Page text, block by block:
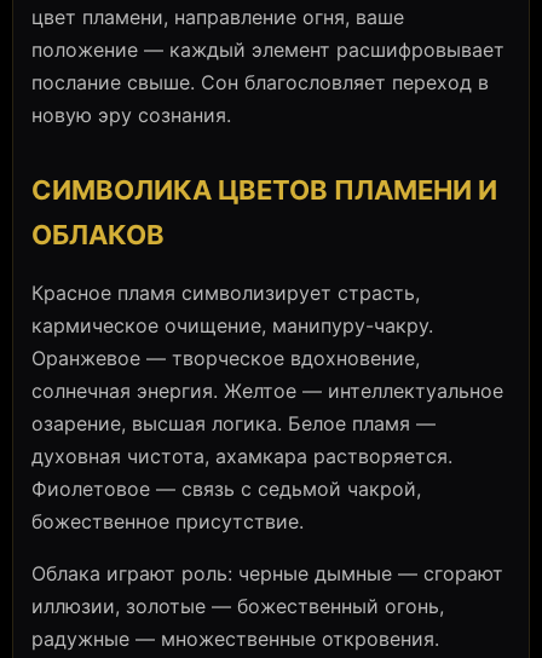
цвет пламени, направление огня, ваше
положение — каждый элемент расшифровывает
послание свыше. Сон благословляет переход в
новую эру сознания.
СИМВОЛИКА ЦВЕТОВ ПЛАМЕНИ И
ОБЛАКОВ
Красное пламя символизирует страсть,
кармическое очищение, манипуру-чакру.
Оранжевое — творческое вдохновение,
солнечная энергия. Желтое — интеллектуальное
озарение, высшая логика. Белое пламя —
духовная чистота, ахамкара растворяется.
Фиолетовое — связь с седьмой чакрой,
божественное присутствие.
Облака играют роль: черные дымные — сгорают
иллюзии, золотые — божественный огонь,
радужные — множественные откровения.